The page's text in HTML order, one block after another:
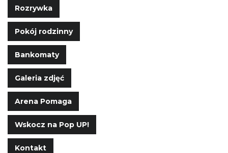
Rozrywka
Pokój rodzinny
Bankomaty
Galeria zdjęć
Arena Pomaga
Wskocz na Pop UP!
Kontakt